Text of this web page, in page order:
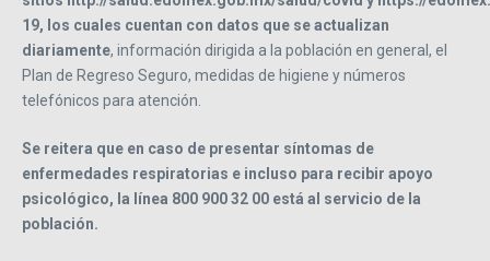
19, los cuales cuentan con datos que se actualizan
diariamente, información dirigida a la población en general, el
Plan de Regreso Seguro, medidas de higiene y números
telefónicos para atención.
Se reitera que en caso de presentar síntomas de
enfermedades respiratorias e incluso para recibir apoyo
psicológico, la línea 800 900 32 00 está al servicio de la
población.